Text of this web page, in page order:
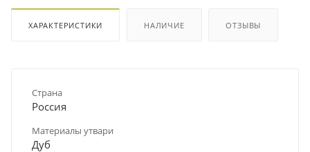
ХАРАКТЕРИСТИКИ НАЛИЧИЕ ОТЗЫВЫ
Страна
Россия
Материалы утвари
Дуб